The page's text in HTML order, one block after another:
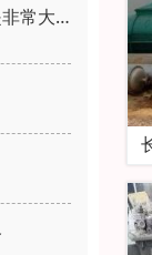
废旧变压器中的多氯联苯对环境的污染是非常大的